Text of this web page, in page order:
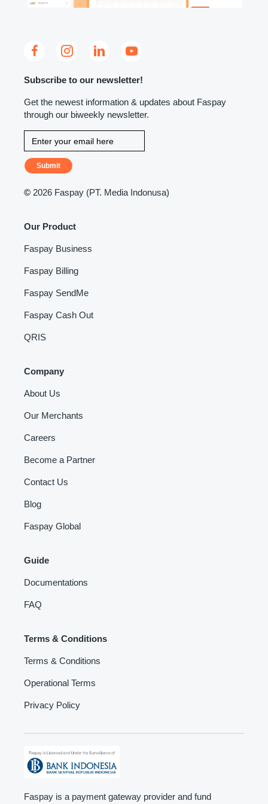
Subscribe to our newsletter!
Get the newest information & updates about Faspay
through our biweekly newsletter.
Submit
© 2026 Faspay (PT. Media Indonusa)
Our Product
Faspay Business
Faspay Billing
Faspay SendMe
Faspay Cash Out
QRIS
Company
About Us
Our Merchants
Careers
Become a Partner
Contact Us
Blog
Faspay Global
Guide
Documentations
FAQ
Terms & Conditions
Terms & Conditions
Operational Terms
Privacy Policy
Faspay is a payment gateway provider and fund